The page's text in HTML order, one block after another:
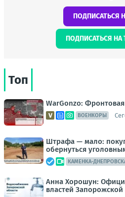
ПОДПИСАТЬСЯ
ПОДПИСАТЬСЯ НА
Топ
WarGonzo:
ВОЕНКОРЫ
Штрафа — мало:
обернуться
КАМЕНКА-
Анна Хорошун:
властей Запорожской